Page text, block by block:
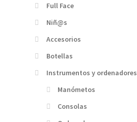
Full Face
Niñ@s
Accesorios
Botellas
Instrumentos y ordenadores
Manómetos
Consolas